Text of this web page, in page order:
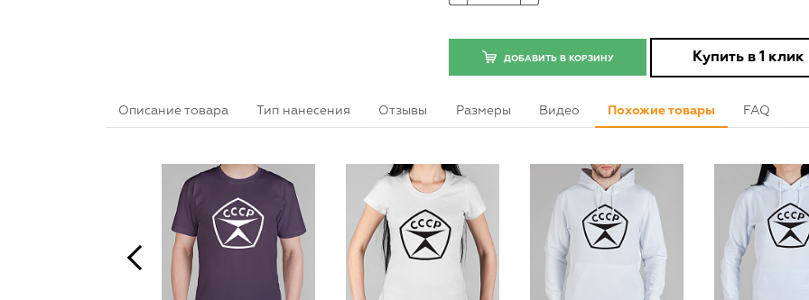
ДОБАВИТЬ В КОРЗИНУ Купить в 1 клик
Описание товара Тип нанесения Отзывы Размеры Видео Похожие товары FAQ